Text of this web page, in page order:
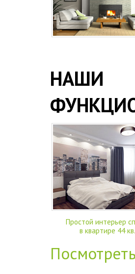
НАШИ
Простой интерьер
в квартире 44